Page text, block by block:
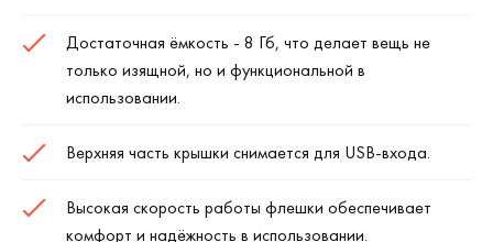
Достаточная ёмкость - 8 Гб, что делает вещь не
только изящной, но и функциональной в
использовании.
Верхняя часть крышки снимается для USB-входа.
Высокая скорость работы флешки обеспечивает
комфорт и надёжность в использовании.